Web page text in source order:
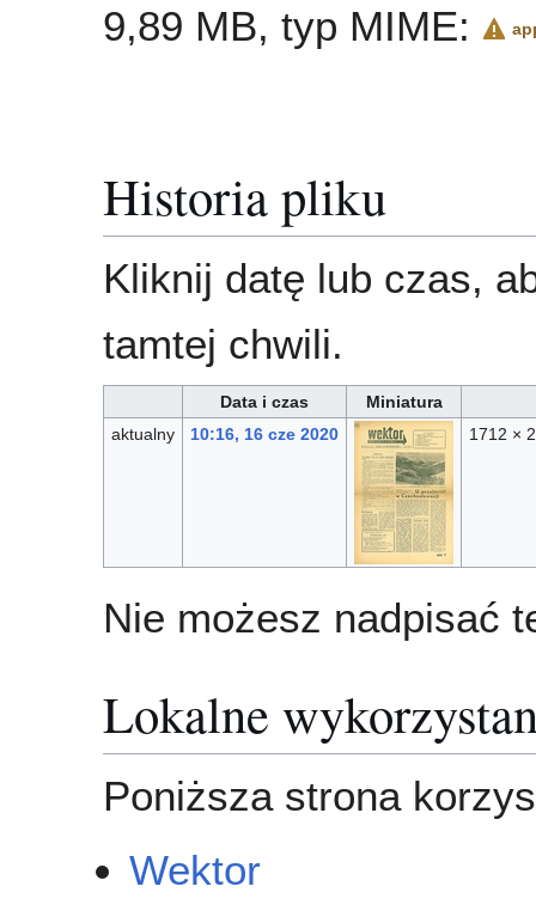
9,89 MB, typ MIME:
Historia pliku
Kliknij datę lub czas,
tamtej chwili.
Data i czas
Miniatura
aktualny
10:16, 16 cze 2020 1712 ×
Nie możesz nadpisać
Lokalne
Poniższa strona
Wektor